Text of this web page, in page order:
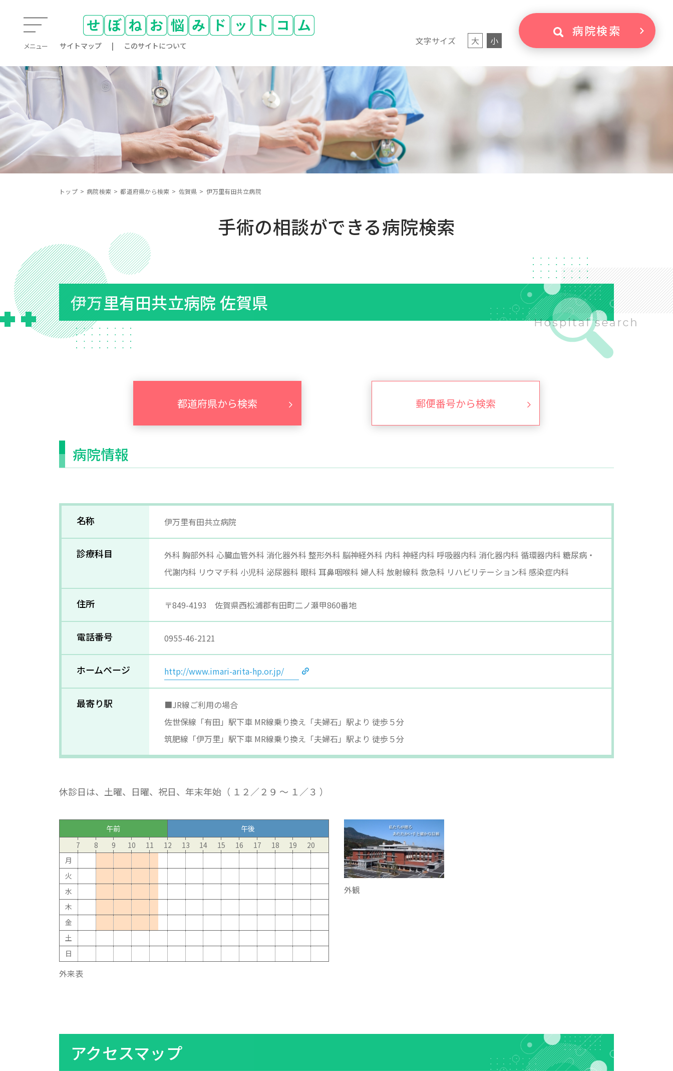
メニュー 文字サイズ 大 小
病院検索
サイトマップ このサイトについて
トップ 病院検索 都道府県から検索 佐賀県 伊万里有田共立病院
手術の相談ができる病院検索
伊万里有田共立病院 佐賀県
都道府県から検索 郵便番号から検索
病院情報
名称 伊万里有田共立病院
診療科目
外科 胸部外科 心臓血管外科 消化器外科 整形外科 脳神経外科 内科 神経内科 呼吸器内科 消化器内科 循環器内科 糖尿病・
代謝内科 リウマチ科 小児科 泌尿器科 眼科 耳鼻咽喉科 婦人科 放射線科 救急科 リハビリテーション科 感染症内科
住所 〒849-4193 佐賀県西松浦郡有田町二ノ瀬甲860番地
電話番号 0955-46-2121
ホームページ http://www.imari-arita-hp.or.jp/
最寄り駅
■JR線ご利用の場合
佐世保線「有田」駅下車 MR線乗り換え「夫婦石」駅より 徒歩５分
筑肥線「伊万里」駅下車 MR線乗り換え「夫婦石」駅より 徒歩５分
休診日は、土曜、日曜、祝日、年末年始（ １２／２９ ～ １／３ ）
午前
午後
7
8 9 10 11 12 13 14 15 16 17 18 19
20
月
火
水
木
金
土
日
外来表
外観
アクセスマップ